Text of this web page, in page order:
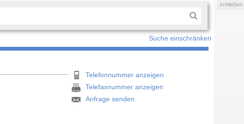
Suche einschränken
Telefonnummer anzeigen
Telefaxnummer anzeigen
Anfrage senden
schließen